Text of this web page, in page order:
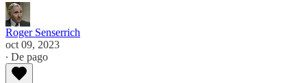
Roger Senserrich
oct 09, 2023
∙ De pago